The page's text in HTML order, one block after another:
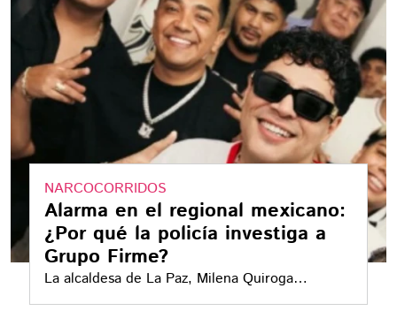
NARCOCORRIDOS
Alarma en el regional mexicano:
¿Por qué la policía investiga a
Grupo Firme?
La alcaldesa de La Paz, Milena Quiroga
Romero, confirmó que la agrupación de